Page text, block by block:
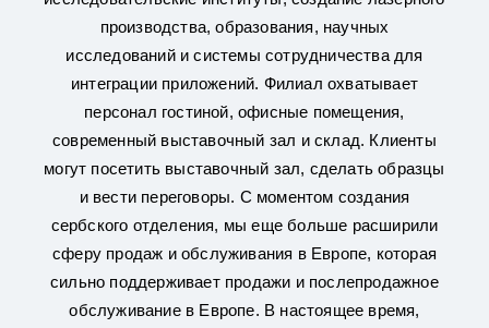
производства, образования, научных
исследований и системы сотрудничества для
интеграции приложений. Филиал охватывает
персонал гостиной, офисные помещения,
современный выставочный зал и склад. Клиенты
могут посетить выставочный зал, сделать образцы
и вести переговоры. С моментом создания
сербского отделения, мы еще больше расширили
сферу продаж и обслуживания в Европе, которая
сильно поддерживает продажи и послепродажное
обслуживание в Европе. В настоящее время,